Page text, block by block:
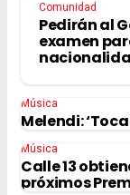
Comunidad
Pedirán al
examen
Música
Melendi:
Música
Calle 13
próximos